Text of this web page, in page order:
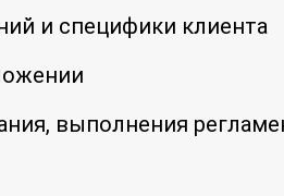
и специфики клиента
выполнения